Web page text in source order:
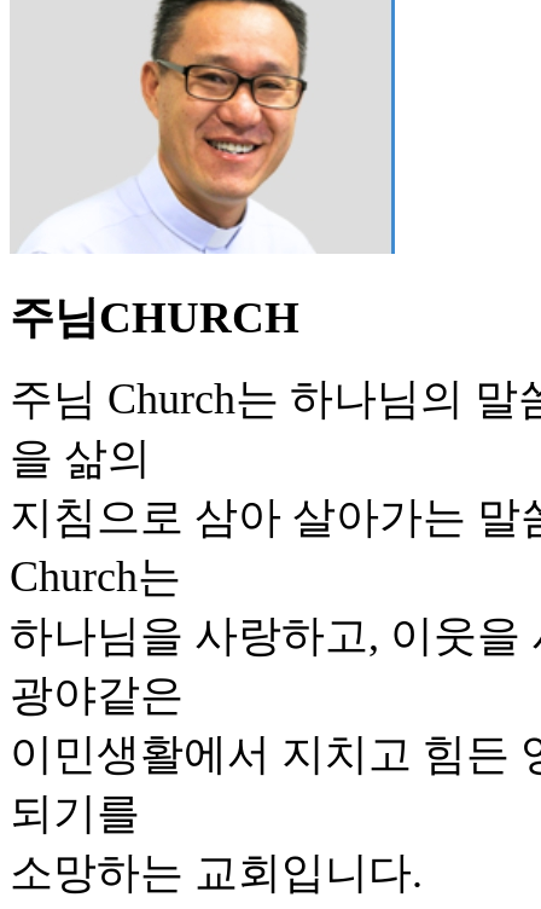
주님CHURCH
주님 Church는 하나님의
을 삶의
지침으로 삼아 살아가는
Church는
하나님을 사랑하고, 이웃
광야같은
이민생활에서 지치고 힘든
되기를
소망하는 교회입니다.